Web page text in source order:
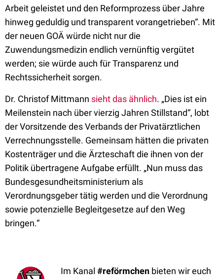
Arbeit geleistet und den Reformprozess über Jahre
hinweg geduldig und transparent vorangetrieben“. Mit
der neuen GOÄ würde nicht nur die
Zuwendungsmedizin endlich vernünftig vergütet
werden; sie würde auch für Transparenz und
Rechtssicherheit sorgen.
Dr. Christof Mittmann sieht das ähnlich. „Dies ist ein
Meilenstein nach über vierzig Jahren Stillstand“, lobt
der Vorsitzende des Verbands der Privatärztlichen
Verrechnungsstelle. Gemeinsam hätten die privaten
Kostenträger und die Ärzteschaft die ihnen von der
Politik übertragene Aufgabe erfüllt. „Nun muss das
Bundesgesundheitsministerium als
Verordnungsgeber tätig werden und die Verordnung
sowie potenzielle Begleitgesetze auf den Weg
bringen.“
Im Kanal #reförmchen bieten wir euch